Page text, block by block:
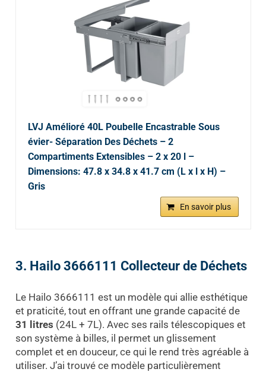
LVJ Amélioré 40L Poubelle Encastrable Sous
évier- Séparation Des Déchets – 2
Compartiments Extensibles – 2 x 20 l –
Dimensions: 47.8 x 34.8 x 41.7 cm (L x l x H) –
Gris
En savoir plus
3. Hailo 3666111 Collecteur de Déchets
Le Hailo 3666111 est un modèle qui allie esthétique
et praticité, tout en offrant une grande capacité de
31 litres (24L + 7L). Avec ses rails télescopiques et
son système à billes, il permet un glissement
complet et en douceur, ce qui le rend très agréable à
utiliser. J’ai trouvé ce modèle particulièrement